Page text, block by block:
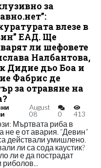
за
влезе в
ЕАД. Ще
ли шефовете
Налбантова,
Дидие дьо Боа и
Фабрис де
за отравяне на
August
08
0 413
Мъртвата риба в
не е от авария. “Девин”
действали умишлено.
ли са сода каустик?
ли е да пострадат
риболов...